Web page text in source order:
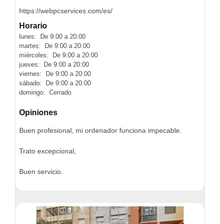
https://webpcservices.com/es/
Horario
lunes: De 9:00 a 20:00
martes: De 9:00 a 20:00
miércoles: De 9:00 a 20:00
jueves: De 9:00 a 20:00
viernes: De 9:00 a 20:00
sábado: De 9:00 a 20:00
domingo: Cerrado
Opiniones
Buen profesional, mi ordenador funciona impecable.
Trato excepcional,
Buen servicio.